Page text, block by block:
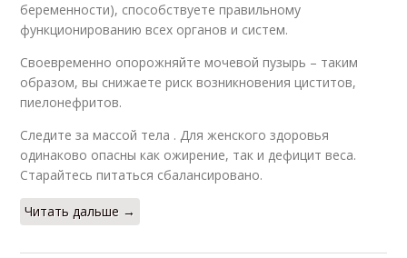
беременности), способствуете правильному
функционированию всех органов и систем.
Своевременно опорожняйте мочевой пузырь – таким
образом, вы снижаете риск возникновения циститов,
пиелонефритов.
Следите за массой тела . Для женского здоровья
одинаково опасны как ожирение, так и дефицит веса.
Старайтесь питаться сбалансировано.
Читать дальше →